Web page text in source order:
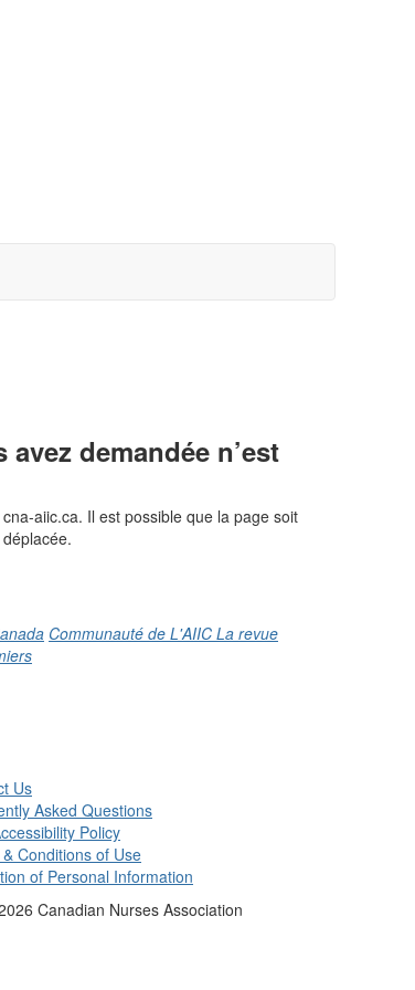
demandée n’est
aiic.ca. Il est possible que la page soit
Communauté de L'AIIC La revue
Us
Asked Questions
Policy
Conditions of Use
of Personal Information
Canadian Nurses Association